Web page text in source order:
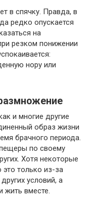
в спячку. Правда, в
редко опускается
на
резком понижении
нору или
и многие другие
образ жизни
брачного периода.
по своему
Хотя некоторые
только из-за
условий, а
жить вместе.